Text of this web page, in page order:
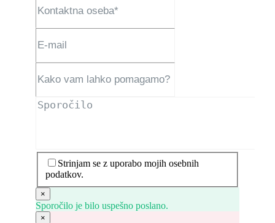
Strinjam se z uporabo mojih osebnih
podatkov.
×
Sporočilo je bilo uspešno poslano.
×